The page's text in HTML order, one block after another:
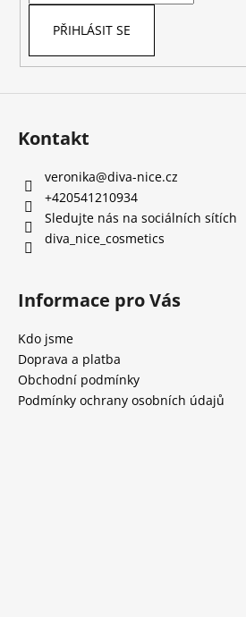
PŘIHLÁSIT SE
Kontakt
veronika@diva-nice.cz
+420541210934
Sledujte nás na sociálních sítích
diva_nice_cosmetics
Informace pro Vás
Kdo jsme
Doprava a platba
Obchodní podmínky
Podmínky ochrany osobních údajů